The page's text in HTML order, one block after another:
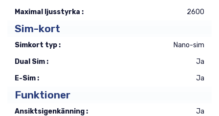
Maximal ljusstyrka :
2600
Sim-kort
Simkort typ :
Nano-sim
Dual Sim :
Ja
E-Sim :
Ja
Funktioner
Ansiktsigenkänning :
Ja